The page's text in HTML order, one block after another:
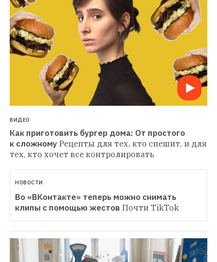
ВИДЕО
Как приготовить бургер дома: От простого
к сложномуРецепты для тех, кто спешит, и для
тех, кто хочет все контролировать
НОВОСТИ
Во «ВКонтакте» теперь можно снимать
клипы с помощью жестов Почти TikTok